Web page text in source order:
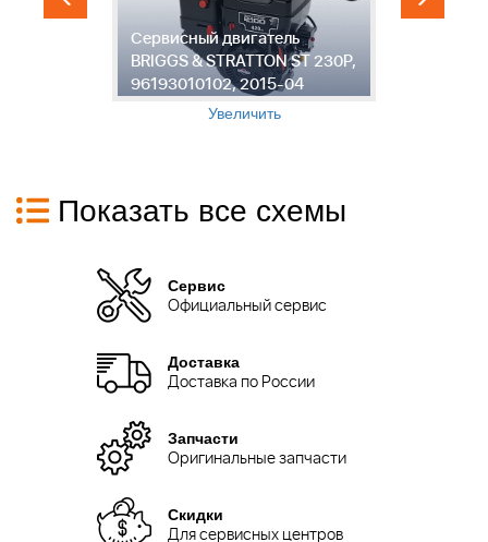
Сервисный двигатель
BRIGGS & STRATTON ST 230P,
96193010102, 2015-04
Увеличить
Показать все схемы
Сервис
Официальный сервис
Доставка
Доставка по России
Запчасти
Оригинальные запчасти
Скидки
Для сервисных центров